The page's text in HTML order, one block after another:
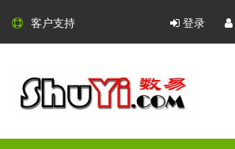
客户支持 登录
Comodo SSL 证
Comodo - 大型的 CA
机构